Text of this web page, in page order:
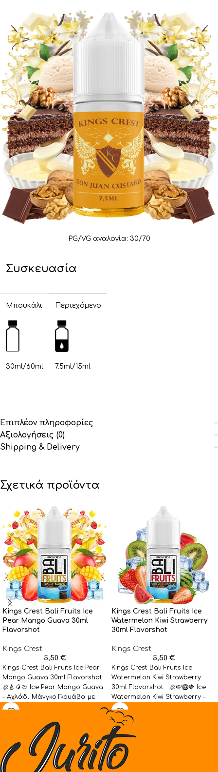
PG/VG αναλογία: 30/70
Συσκευασία
Μπουκάλι
30ml/60ml
Περιεχόμενο
7.5ml/15ml
Επιπλέον πληροφορίες
Αξιολογήσεις (0)
Shipping & Delivery
Σχετικά προϊόντα
Kings Crest Bali Fruits Ice
Pear Mango Guava 30ml
Flavorshot
Kings Crest
5,50 €
Kings Crest Bali Fruits Ice Pear
Mango Guava 30ml Flavorshot
🧊🍐🥭🍈 Ice Pear Mango Guava
– Αχλάδι Μάνγκο Γκουάβα με
Kings Crest Bali Fruits Ice
Watermelon Kiwi Strawberry
30ml Flavorshot
Kings Crest
5,50 €
Kings Crest Bali Fruits Ice
Watermelon Kiwi Strawberry
30ml Flavorshot 🧊🍉🥝🍓 Ice
Watermelon Kiwi Strawberry –
Καρπούζι Ακτινίδιο Φράουλα
με